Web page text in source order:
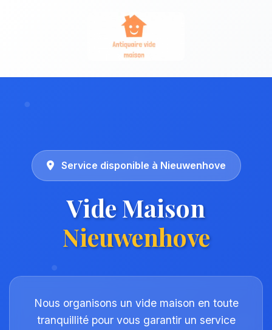
Service disponible à Nieuwenhove
Vide Maison
Nieuwenhove
Nous organisons un vide maison en toute
tranquillité pour vous garantir un service